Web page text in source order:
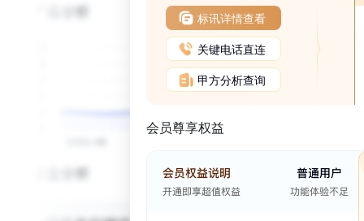
标讯详情查看
关键电话直连
甲方分析查询
会员尊享权益